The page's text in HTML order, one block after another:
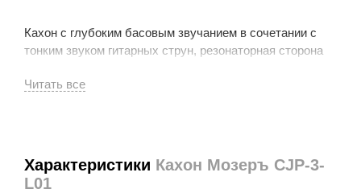
Кахон с глубоким басовым звучанием в сочетании с
тонким звуком гитарных струн, резонаторная сторона
струн, цвет корпуса черный, тапа с принтом афро-лев.
Характеристики Кахон Мозеръ CJP-3-
L01